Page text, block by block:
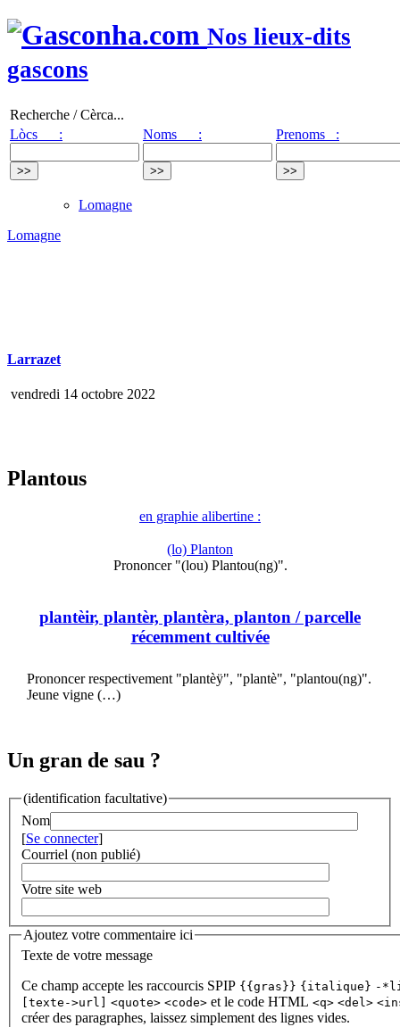
Nos lieux-dits
gascons
Recherche / Cèrca...
Lòcs :
Noms : Prenoms :
Lomagne
Lomagne
Larrazet
vendredi 14 octobre 2022
Plantous
en graphie alibertine :
(lo) Planton
Prononcer "(lou) Plantou(ng)".
plantèir, plantèr, plantèra, planton / parcelle
récemment cultivée
Prononcer respectivement "plantèÿ", "plantè", "plantou(ng)".
Jeune vigne (…)
Un gran de sau ?
(identification facultative)
Nom
[Se connecter]
Courriel (non publié)
Votre site web
Ajoutez votre commentaire ici
Texte de votre message
Ce champ accepte les raccourcis SPIP {{gras}} {italique} -
[texte->url]
<quote> <code> et le code HTML <q> <del>
créer des paragraphes, laissez simplement des lignes vides.